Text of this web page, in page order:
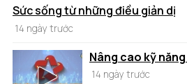
Sức sống từ những điều giản dị
14 ngày trước
Nâng cao kỹ
14 ngày trước